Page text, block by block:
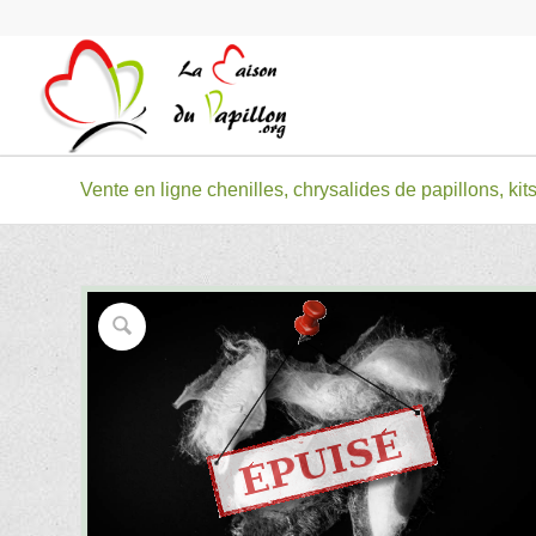
Vente en ligne chenilles, chrysalides de papillons,